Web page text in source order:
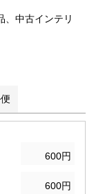
、中古インテリ
600円
600円